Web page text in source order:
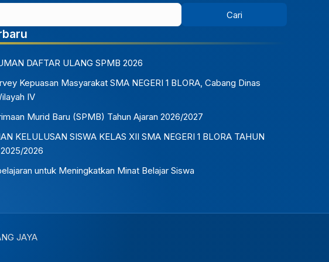
DAFTAR ULANG SPMB 2026
Kepuasan Masyarakat SMA NEGERI 1 BLORA, Cabang Dinas
IV
Murid Baru (SPMB) Tahun Ajaran 2026/2027
KELULUSAN SISWA KELAS XII SMA NEGERI 1 BLORA TAHUN
2026
untuk Meningkatkan Minat Belajar Siswa
JAYA